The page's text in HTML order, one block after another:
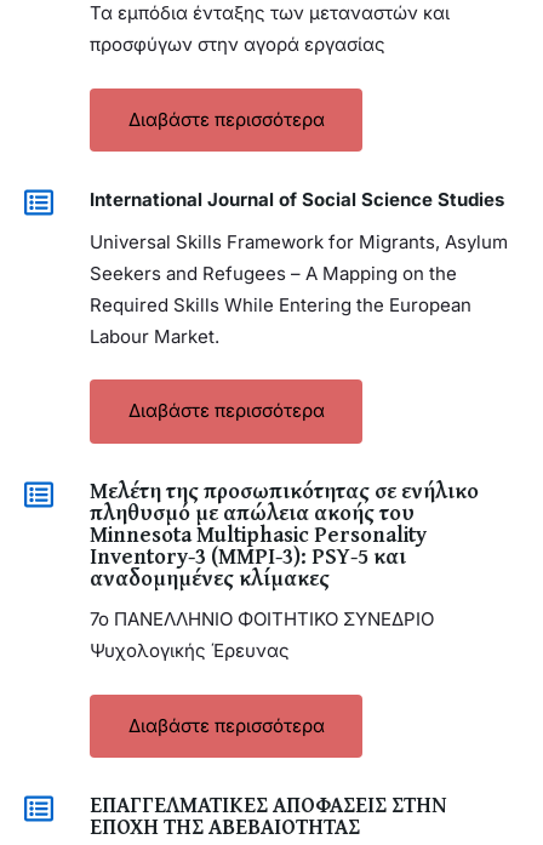
Τα εμπόδια ένταξης των μεταναστών και
προσφύγων στην αγορά εργασίας
Διαβάστε περισσότερα
International Journal of Social Science Studies
Universal Skills Framework for Migrants, Asylum
Seekers and Refugees – A Mapping on the
Required Skills While Entering the European
Labour Market.
Διαβάστε περισσότερα
Μελέτη της προσωπικότητας σε ενήλικο
πληθυσμό με απώλεια ακοής του
Minnesota Multiphasic Personality
Inventory-3 (MMPI-3): PSY-5 και
αναδομημένες κλίμακες
7o ΠΑΝΕΛΛΗΝΙΟ ΦΟΙΤΗΤΙΚΟ ΣΥΝΕΔΡΙΟ
Ψυχολογικής Έρευνας
Διαβάστε περισσότερα
ΕΠΑΓΓΕΛΜΑΤΙΚΕΣ ΑΠΟΦΑΣΕΙΣ ΣΤΗΝ
ΕΠΟΧΗ ΤΗΣ ΑΒΕΒΑΙΟΤΗΤΑΣ